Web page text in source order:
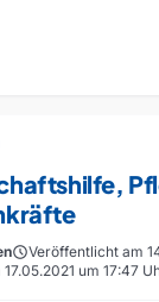
scheduleVeröffentlicht am
um 17:47